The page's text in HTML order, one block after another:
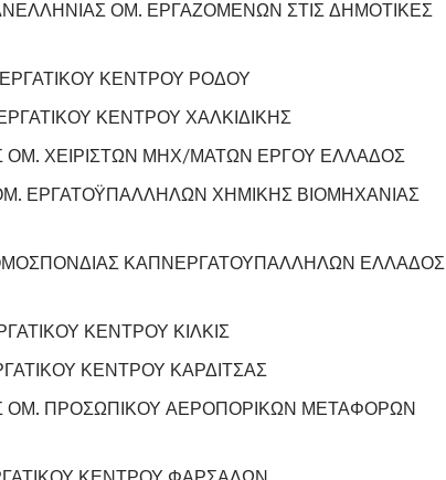
ΟΜ. ΕΡΓΑΖΟΜΕΝΩΝ ΣΤΙΣ ΔΗΜΟΤΙΚΕΣ
ΚΕΝΤΡΟΥ ΡΟΔΟΥ
ΚΕΝΤΡΟΥ ΧΑΛΚΙΔΙΚΗΣ
ΟΜ. ΧΕΙΡΙΣΤΩΝ ΜΗΧ/ΜΑΤΩΝ ΕΡΓΟΥ ΕΛΛΑΔΟΣ
ΕΡΓΑΤΟΫΠΑΛΛΗΛΩΝ ΧΗΜΙΚΗΣ ΒΙΟΜΗΧΑΝΙΑΣ
ΚΑΠΝΕΡΓΑΤΟΥΠΑΛΛΗΛΩΝ ΕΛΛΑΔΟΣ
ΚΕΝΤΡΟΥ ΚΙΛΚΙΣ
ΚΕΝΤΡΟΥ ΚΑΡΔΙΤΣΑΣ
ΟΜ. ΠΡΟΣΩΠΙΚΟΥ ΑΕΡΟΠΟΡΙΚΩΝ ΜΕΤΑΦΟΡΩΝ